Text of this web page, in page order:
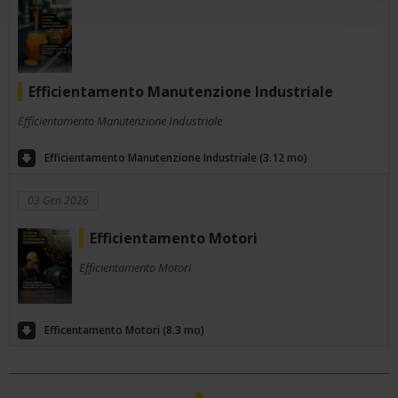
Efficientamento Manutenzione Industriale
Efficientamento Manutenzione Industriale
Efficientamento Manutenzione Industriale (3.12 mo)
03 Gen 2026
Efficientamento Motori
Efficientamento Motori
Efficentamento Motori (8.3 mo)